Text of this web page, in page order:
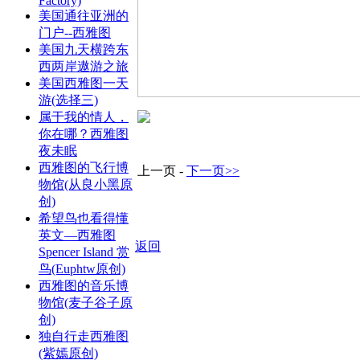
美国通往亚洲的
门户--西雅图
美国九天横跨东
西两岸遨游之旅
美国西雅图一天
游(选择三)
属于我的情人，
你在哪？西雅图
夜未眠
西雅图的飞行博
物馆(从良小黑原
创)
希望鸟也看得懂
英文—西雅图
Spencer Island 赏
鸟(Euphtw原创)
西雅图的音乐博
物馆(麦子谷子原
创)
独自行走西雅图
(紫嫣原创)
上一页 - 下一页>>
返回